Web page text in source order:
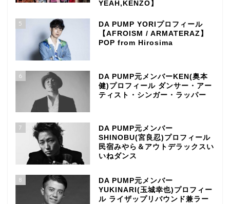
YEAH,KENZO】
5
DA PUMP YORIプロフィール
【AFROISM / ARMATERAZ】
POP from Hirosima
6
DA PUMP元メンバーKEN(奥本
健)プロフィール ダンサー・アー
ティスト・シンガー・ラッパー
7
DA PUMP元メンバー
SHINOBU(宮良忍)プロフィール
民宿みやら＆アウトデラックスい
いねダンス
8
DA PUMP元メンバー
YUKINARI(玉城幸也)プロフィー
ル ライザップリバウンド兼ラー